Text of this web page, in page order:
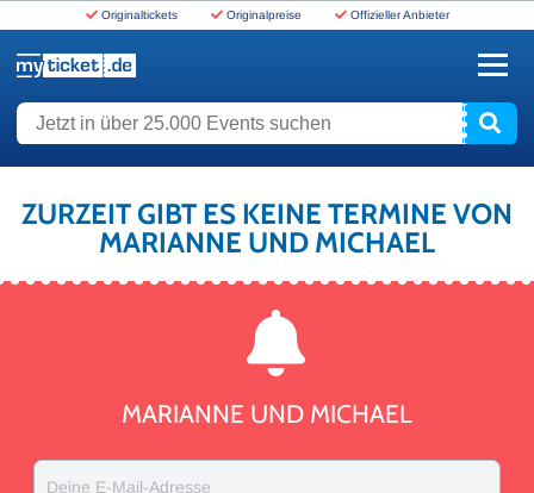
Originaltickets Originalpreise Offizieller Anbieter
Jetzt in über 25.000 Events suchen
ZURZEIT GIBT ES KEINE TERMINE VON
MARIANNE UND MICHAEL
MARIANNE UND MICHAEL
Deine E-Mail-Adresse